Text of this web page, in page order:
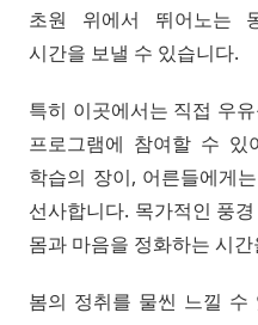
초원 위에서 뛰어노는
시간을 보낼 수 있습니다.
특히 이곳에서는 직접 우
프로그램에 참여할 수 있
학습의 장이, 어른들에게
선사합니다. 목가적인 풍
몸과 마음을 정화하는 시
봄의 정취를 물씬 느낄 수